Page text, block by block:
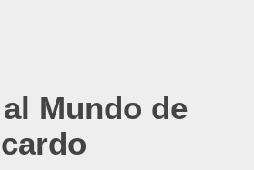
Mundo de